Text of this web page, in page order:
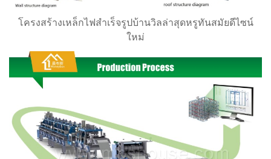
โครงสร้างเหล็กไฟสำเร็จรูปบ้านวิลล่าสุดหรูทันสมัยดีไซน์
ใหม่